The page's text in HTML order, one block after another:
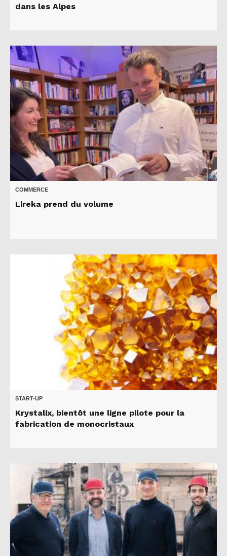
dans les Alpes
COMMERCE
Lireka prend du volume
START-UP
Krystalix, bientôt une ligne pilote pour la
fabrication de monocristaux